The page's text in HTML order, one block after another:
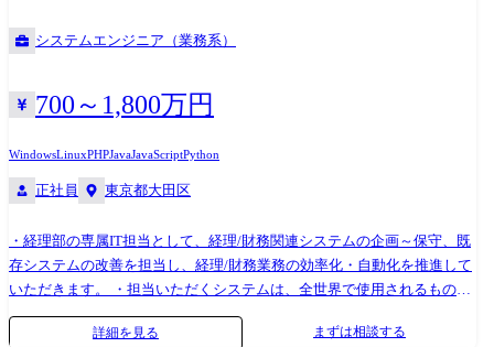
システムエンジニア（業務系）
700～1,800万円
WindowsLinuxPHPJavaJavaScriptPython
正社員 東京都大田区
・経理部の専属IT担当として、経理/財務関連システムの企画～保守、既
存システムの改善を担当し、経理/財務業務の効率化・自動化を推進して
いただきます。 ・担当いただくシステムは、全世界で使用されるものか
ら部内で使用するものまで多岐にわたります。 ・一部システムの開発に
あたっては、情報システム部門と協業いただきます。 ※ご希望に応じ
詳細を見る まずは相談する